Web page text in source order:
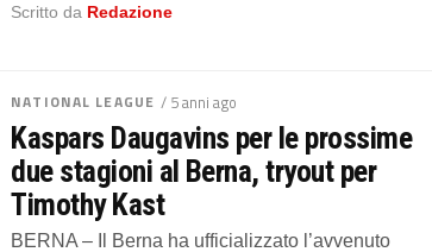
Scritto da Redazione
NATIONAL LEAGUE / 5 anni ago
Kaspars Daugavins per le prossime
due stagioni al Berna, tryout per
Timothy Kast
BERNA – Il Berna ha ufficializzato l’avvenuto